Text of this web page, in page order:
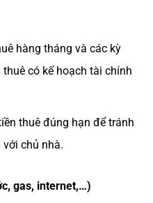
hàng tháng và các kỳ
có kế hoạch tài chính
thuê đúng hạn để tránh
chủ nhà.
gas, internet,…)